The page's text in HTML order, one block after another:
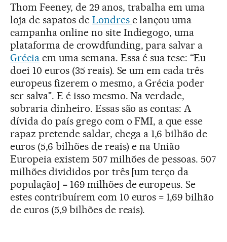
Thom Feeney, de 29 anos, trabalha em uma
loja de sapatos de Londres e lançou uma
campanha online no site Indiegogo, uma
plataforma de crowdfunding, para salvar a
Gréciaem uma semana. Essa é sua tese: “Eu
doei 10 euros (35 reais). Se um em cada três
europeus fizerem o mesmo, a Grécia poder
ser salva". E é isso mesmo. Na verdade,
sobraria dinheiro. Essas são as contas: A
dívida do país grego com o FMI, a que esse
rapaz pretende saldar, chega a 1,6 bilhão de
euros (5,6 bilhões de reais) e na União
Europeia existem 507 milhões de pessoas. 507
milhões divididos por três [um terço da
população] = 169 milhões de europeus. Se
estes contribuírem com 10 euros = 1,69 bilhão
de euros (5,9 bilhões de reais).